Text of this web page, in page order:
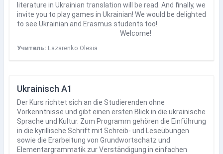
literature in Ukrainian translation will be read. And finally, we
invite you to play games in Ukrainian! We would be delighted
to see Ukrainian and Erasmus students too!
Welcome!
Учитель: Lazarenko Olesia
Ukrainisch A1
Der Kurs richtet sich an die Studierenden ohne
Vorkenntnisse und gibt einen ersten Blick in die ukrainische
Sprache und Kultur. Zum Programm gehören die Einführung
in die kyrillische Schrift mit Schreib- und Leseübungen
sowie die Erarbeitung von Grundwortschatz und
Elementargrammatik zur Verständigung in einfachen